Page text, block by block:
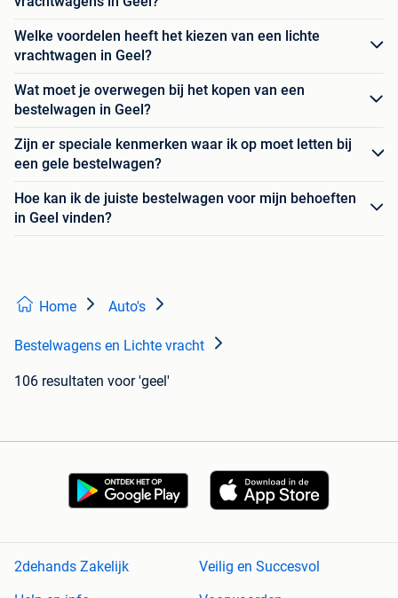
Welke voordelen heeft het kiezen van een lichte
vrachtwagen in Geel?
Wat moet je overwegen bij het kopen van een
bestelwagen in Geel?
Zijn er speciale kenmerken waar ik op moet letten bij
een gele bestelwagen?
Hoe kan ik de juiste bestelwagen voor mijn behoeften
in Geel vinden?
Home Auto's
Bestelwagens en Lichte vracht
106 resultaten voor 'geel'
2dehands Zakelijk
Veilig en Succesvol